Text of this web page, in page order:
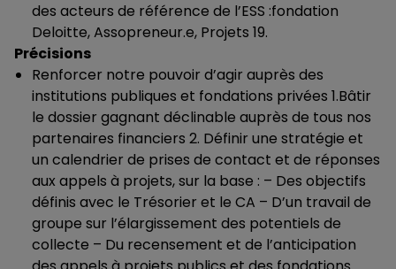
des acteurs de référence de l’ESS :fondation
Deloitte, Assopreneur.e, Projets 19.
Précisions
Renforcer notre pouvoir d’agir auprès des
institutions publiques et fondations privées 1.Bâtir
le dossier gagnant déclinable auprès de tous nos
partenaires financiers 2. Définir une stratégie et
un calendrier de prises de contact et de réponses
aux appels à projets, sur la base : – Des objectifs
définis avec le Trésorier et le CA – D’un travail de
groupe sur l’élargissement des potentiels de
collecte – Du recensement et de l’anticipation